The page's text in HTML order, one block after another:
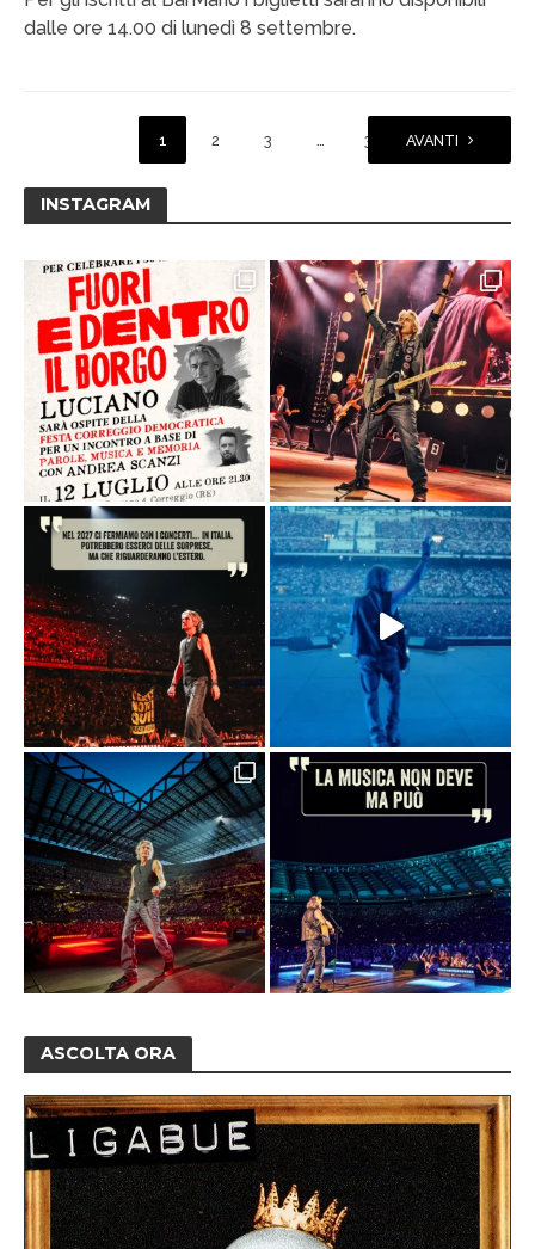
dalle ore 14.00 di lunedì 8 settembre.
1 2 3 … 33 AVANTI
INSTAGRAM
ASCOLTA ORA